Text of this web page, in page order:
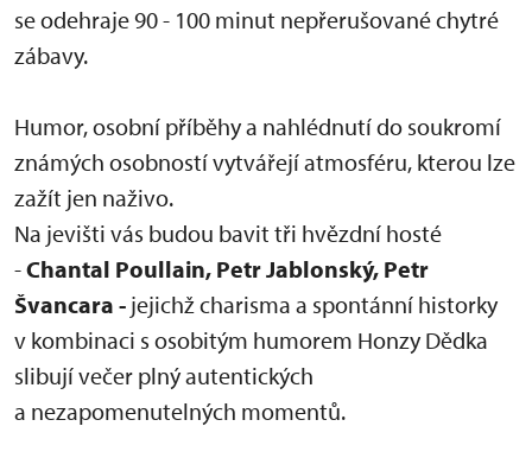
se odehraje 90 - 100 minut nepřerušované chytré
zábavy.
Humor, osobní příběhy a nahlédnutí do soukromí
známých osobností vytvářejí atmosféru, kterou lze
zažít jen naživo.
Na jevišti vás budou bavit tři hvězdní hosté
-Chantal Poullain, Petr Jablonský, Petr
Švancara - jejichž charisma a spontánní historky
v kombinaci s osobitým humorem Honzy Dědka
slibují večer plný autentických
a nezapomenutelných momentů.